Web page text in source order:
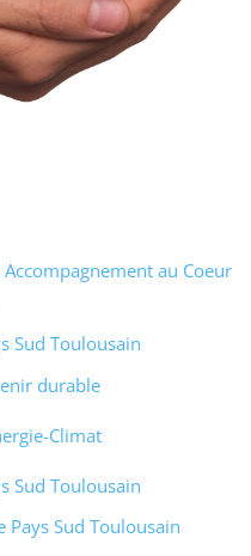
au Coeur
Sud Toulousain
durable
Climat
Sud Toulousain
Sud Toulousain